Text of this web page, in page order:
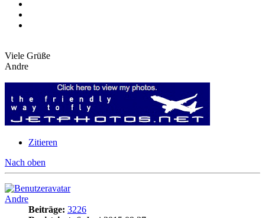
Viele Grüße
Andre
Zitieren
Nach oben
Andre
Beiträge: 3226